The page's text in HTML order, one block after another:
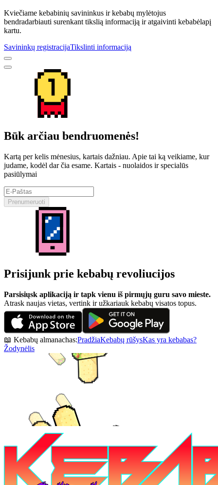
Kviečiame kebabinių savininkus ir kebabų mylėtojus
bendradarbiauti surenkant tikslią informaciją ir atgaivinti kebabėlapį
kartu.
Savininkų registracijaTikslinti informaciją
Būk arčiau bendruomenės!
Kartą per kelis mėnesius, kartais dažniau. Apie tai ką veikiame, kur
judame, kodėl dar čia esame. Kartais - nuolaidos ir specialūs
pasiūlymai
Prenumeruoti
Prisijunk prie kebabų revoliucijos
Parsisiųsk aplikaciją ir tapk vienu iš pirmųjų guru savo mieste.
Atrask naujas vietas, vertink ir užkariauk kebabų visatos topus.
📖 Kebabų almanachas:PradžiaKebabų rūšysKas yra kebabas?
Žodynėlis